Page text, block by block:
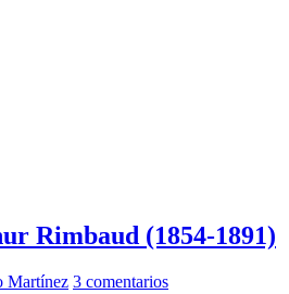
Rimbaud (1854-1891)
Martínez 3 comentarios